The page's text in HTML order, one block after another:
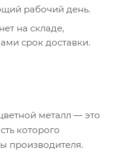
рабочий день.
на складе,
срок доставки.
металл — это
которого
производителя.